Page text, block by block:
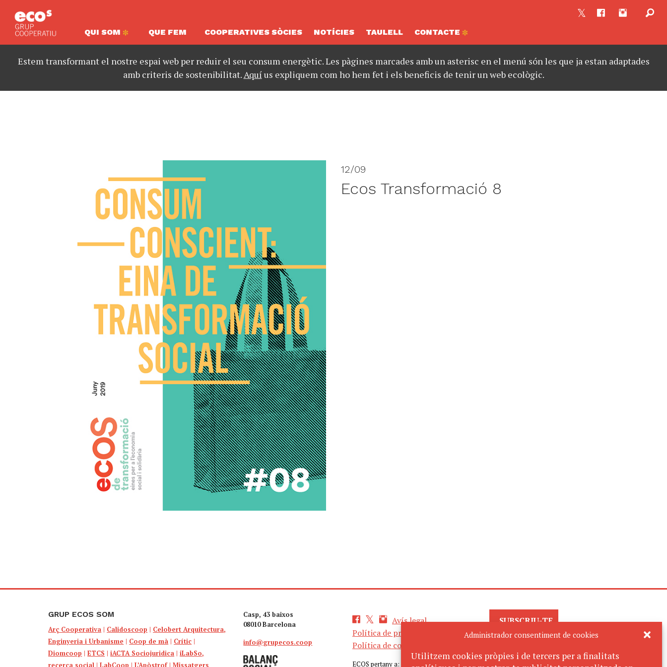
Administrador consentiment de cookies
Utilitzem cookies pròpies i de tercers per a finalitats
QUI SOM QUE FEM COOPERATIVES SÒCIES NOTÍCIES TAULELL CONTACTE
Estem transformant el nostre espai web per reduir el seu consum energètic. Les pàgines marcades amb un asterisc en el menú són les que ja estan adaptades
amb criteris de sostenibilitat.Aquíus expliquem com ho hem fet i els beneficis de tenir un web ecològic.
12/09
Ecos Transformació 8
GRUP ECOS SOM
Arç Cooperativa | Calidoscoop | Celobert Arquitectura,
Enginyeria i Urbanisme | Coop de mà | Crític |
Diomcoop |ETCS |iACTA Sociojuridica |iLabSo,
recerca social |LabCoop |L’Apòstrof|Missatgers
Casp, 43 baixos
08010 Barcelona
info@grupecos.coop
Avís legal
Política de privacitat
Política de cookies
SUBSCRIU-TE
AL BUTLLETÍ
ECOS pertany a: